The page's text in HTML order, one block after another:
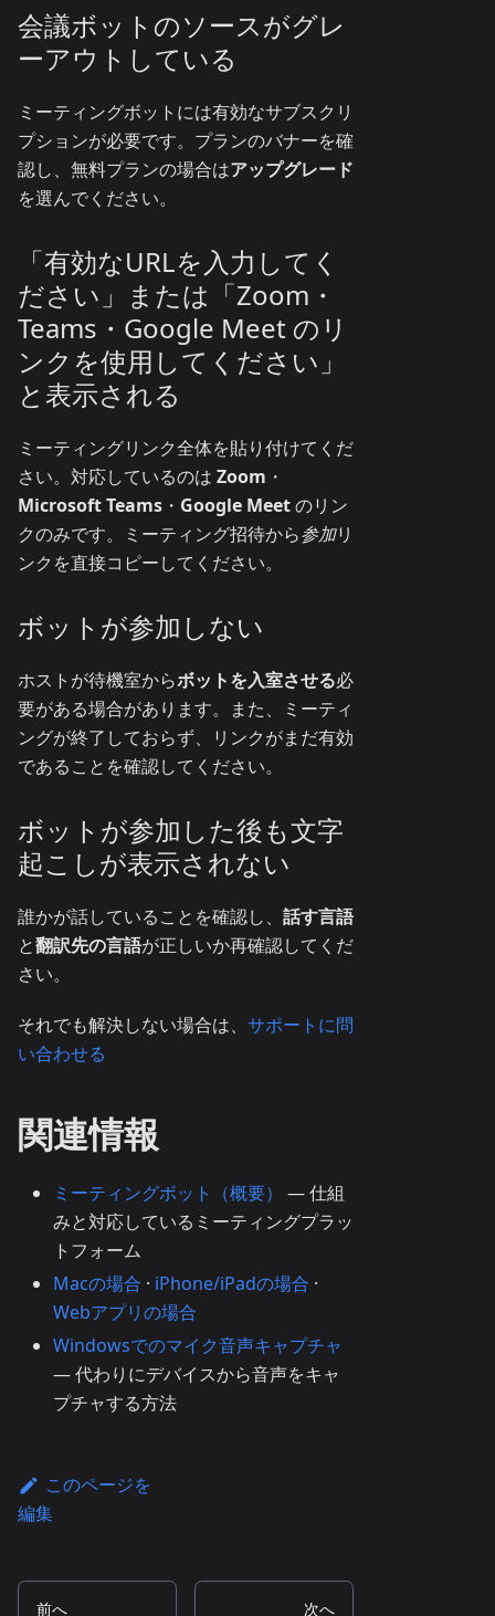
会議ボットのソースがグレ
ーアウトしている
ミーティングボットには有効なサブスクリ
プションが必要です。プランのバナーを確
認し、無料プランの場合はアップグレード
を選んでください。
「有効なURLを入力してく
ださい」または「Zoom・
Teams・Google Meet のリ
ンクを使用してください」
と表示される
ミーティングリンク全体を貼り付けてくだ
さい。対応しているのは Zoom ・
Microsoft Teams ・ Google Meetのリン
クのみです。ミーティング招待から参加リ
ンクを直接コピーしてください。
ボットが参加しない
ホストが待機室からボットを入室させる必
要がある場合があります。また、ミーティ
ングが終了しておらず、リンクがまだ有効
であることを確認してください。
ボットが参加した後も文字
起こしが表示されない
誰かが話していることを確認し、 話す言語
と翻訳先の言語が正しいか再確認してくだ
さい。
それでも解決しない場合は、 サポートに問
い合わせる
関連情報
ミーティングボット（概要）
— 仕組
みと対応しているミーティングプラッ
トフォーム
Macの場合 · iPhone/iPadの場合 ·
Webアプリの場合
Windowsでのマイク音声キャプチャ
— 代わりにデバイスから音声をキャ
プチャする方法
このページを
編集
前へ 次へ